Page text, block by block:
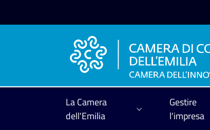
La Camera
dell'Emilia
Gestire
l'impresa